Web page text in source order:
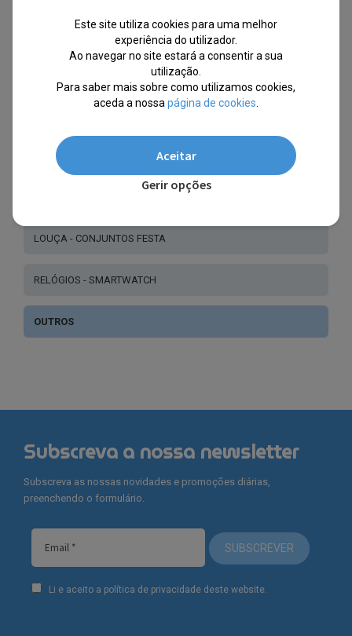
OUTROS
BOLSAS - MALAS - CARTEIRAS
LOUÇA - CONJUNTOS FESTA
RELÓGIOS - SMARTWATCH
OUTROS
Este site utiliza cookies para uma melhor
experiência do utilizador.
Ao navegar no site estará a consentir a sua
utilização.
Para saber mais sobre como utilizamos cookies,
aceda a nossa página de cookies
Aceitar
Gerir opções
Subscreva a nossa newsletter
Subscreva as nossas novidades e promoções diárias,
preenchendo o formulário.
SUBSCREVER
Li e aceito a política de privacidade deste website.